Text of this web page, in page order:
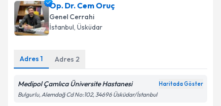
Op. Dr. Cem Oruç
Genel Cerrahi
İstanbul, Üsküdar
Adres 1 Adres 2
Medipol Çamlıca Üniversite Hastanesi Haritada Göster
Bulgurlu, Alemdağ Cd No:102, 34696 Üsküdar/İstanbul